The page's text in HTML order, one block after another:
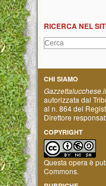
RICERCA NEL
CHI SIAMO
Gazzettalucchese.it
autorizzata dal
al n. 864 del
Direttore
COPYRIGHT
Questa opera è
Commons.